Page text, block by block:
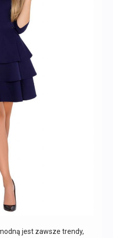
jest zawsze trendy,